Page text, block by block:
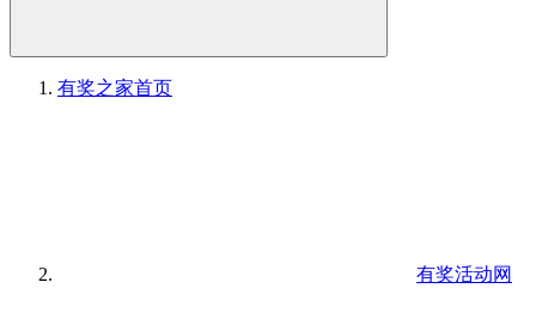
有奖之家首页
有奖活动网